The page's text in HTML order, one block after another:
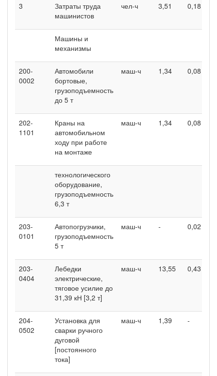
3
Затраты труда
машинистов
чел-ч 3,51 0,18
Машины и
механизмы
200-
0002
Автомобили
бортовые,
грузоподъемность
до 5 т
маш-ч 1,34 0,08
202-
1101
Краны на
автомобильном
ходу при работе
на монтаже
маш-ч 1,34 0,08
технологического
оборудование,
грузоподъемность
6,3 т
203-
0101
Автопогрузчики,
грузоподъемность
5 т
маш-ч - 0,02
203-
0404
Лебедки
электрические,
тяговое усилие до
31,39 кН [3,2 т]
маш-ч 13,55 0,43
204-
0502
Установка для
сварки ручного
дуговой
[постоянного
тока]
маш-ч 1,39 -